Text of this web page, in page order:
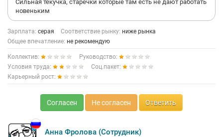
Сильная текучка, старечки которые там есть не дают работать
новеньким
Зарплата: серая Соответствие рынку: ниже рынка
Общее впечатление: не рекомендую
Коллектив:
Руководство:
Условия труда:
Соц.пакет:
Карьерный рост:
Согласен Не согласен Ответить
Анна Фролова (Сотрудник)